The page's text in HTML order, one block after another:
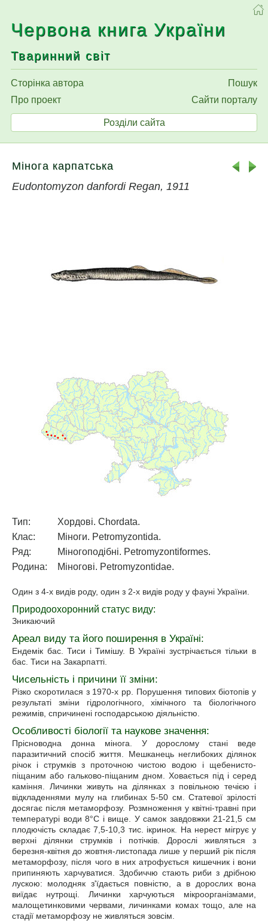
Червона книга України
Тваринний світ
Пошук
Сайти порталу
Про проект
Сторінка автора
Розділи сайта
Мінога карпатська
Eudontomyzon danfordi Regan, 1911
Тип:
Хордові. Chordata.
Клас:
Міноги. Petromyzontida.
Ряд:
Міногоподібні. Petromyzontiformes.
Родина:
Міногові. Petromyzontidae.
Один з 4-х видів роду, один з 2-х видів роду у фауні України.
Природоохоронний статус виду:
Зникаючий
Ареал виду та його поширення в Україні:
Ендемік бас. Тиси і Тимішу. В Україні зустрічається тільки в
бас. Тиси на Закарпатті.
Чисельність i причини її зміни:
Різко скоротилася з 1970-х pр. Порушення типових біотопів у
результаті зміни гідрологічного, хімічного та біологічного
режимів, спричинені господарською діяльністю.
Особливості біології та наукове значення:
Прісноводна донна мінога. У дорослому стані веде
паразитичний спосіб життя. Мешканець неглибоких ділянок
річок і струмків з проточною чистою водою і щебенисто-
піщаним або гальково-піщаним дном. Ховається під і серед
каміння. Личинки живуть на ділянках з повільною течією і
відкладеннями мулу на глибинах 5-50 см. Статевої зрілості
досягає після метаморфозу. Розмноження у квітні-травні при
температурі води 8°С і вище. У самок завдовжки 21-21,5 см
плодючість складає 7,5-10,3 тис. ікринок. На нерест мігрує у
верхні ділянки струмків і потічків. Дорослі живляться з
березня-квітня до жовтня-листопада лише у перший рік після
метаморфозу, після чого в них атрофується кишечник і вони
припиняють харчуватися. Здобиччю стають риби з дрібною
лускою: молодняк з'їдається повністю, а в дорослих вона
виїдає нутрощі. Личинки харчуються мікроорганізмами,
малощетинковими червами, личинками комах тощо, але на
стадії метаморфозу не живляться зовсім.